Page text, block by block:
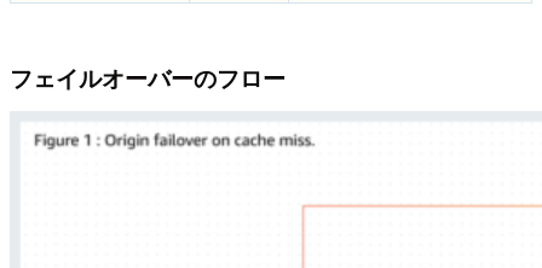
フェイルオーバーのフロー